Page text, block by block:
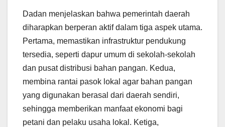
Dadan menjelaskan bahwa pemerintah daerah
diharapkan berperan aktif dalam tiga aspek utama.
Pertama, memastikan infrastruktur pendukung
tersedia, seperti dapur umum di sekolah-sekolah
dan pusat distribusi bahan pangan. Kedua,
membina rantai pasok lokal agar bahan pangan
yang digunakan berasal dari daerah sendiri,
sehingga memberikan manfaat ekonomi bagi
petani dan pelaku usaha lokal. Ketiga,